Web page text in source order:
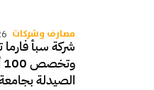
مصارف وشركات
شركة سبأ
الصيدلة